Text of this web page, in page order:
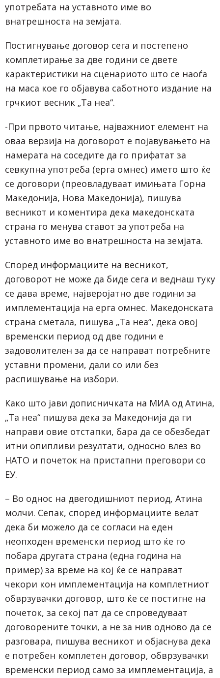
употребата на уставното име во
внатрешноста на земјата.
Постигнување договор сега и постепено
комплетирање за две години се двете
карактеристики на сценариото што се наоѓа
на маса кое го објавува саботното издание на
грчкиот весник „Та неа“.
-При првото читање, најважниот елемент на
оваа верзија на договорот е појавувањето на
намерата на соседите да го прифатат за
севкупна употреба (ерга омнес) името што ќе
се договори (преовладуваат имињата Горна
Македонија, Нова Македонија), пишува
весникот и коментира дека македонската
страна го менува ставот за употреба на
уставното име во внатрешноста на земјата.
Според информациите на весникот,
договорот не може да биде сега и веднаш туку
се дава време, најверојатно две години за
имплементација на ерга омнес. Македонската
страна сметала, пишува „Та неа“, дека овој
временски период од две години е
задоволителен за да се направат потребните
уставни промени, дали со или без
распишување на избори.
Како што јави дописничката на МИА од Атина,
„Та неа“ пишува дека за Македонија да ги
направи овие отстапки, бара да се обезбедат
итни опипливи резултати, односно влез во
НАТО и почеток на пристапни преговори со
ЕУ.
– Во однос на двегодишниот период, Атина
молчи. Сепак, според информациите велат
дека би можело да се согласи на еден
неопходен временски период што ќе го
побара другата страна (една година на
пример) за време на кој ќе се направат
чекори кон имплементација на комплетниот
обврзувачки договор, што ќе се постигне на
почеток, за секој пат да се спроведуваат
договорените точки, а не за нив одново да се
разговара, пишува весникот и објаснува дека
е потребен комплетен договор, обврзувачки
временски период само за имплементација, а